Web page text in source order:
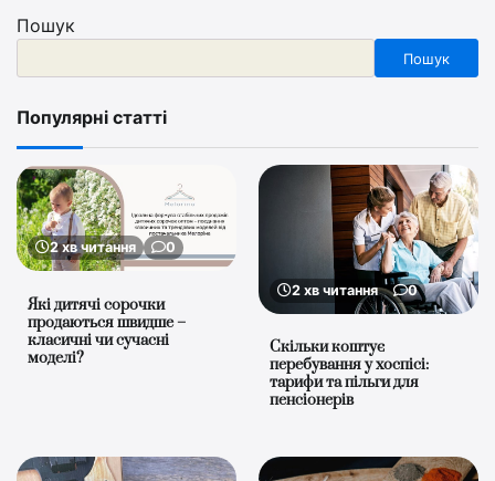
Пошук
Пошук
Популярні статті
2 хв читання 0
Які дитячі сорочки
продаються швидше –
класичні чи сучасні
моделі?
2 хв читання 0
Скільки коштує
перебування у хоспісі:
тарифи та пільги для
пенсіонерів